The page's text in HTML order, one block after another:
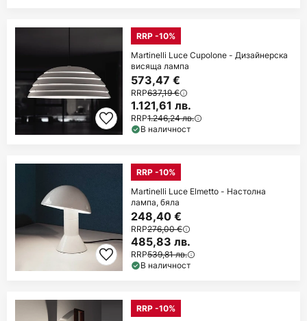
RRP -10%
Martinelli Luce Cupolone - Дизайнерска
висяща лампа
573,47 €
RRP637,19 €
1.121,61 лв.
RRP1.246,24 лв.
В наличност
RRP -10%
Martinelli Luce Elmetto - Настолна
лампа, бяла
248,40 €
RRP276,00 €
485,83 лв.
RRP539,81 лв.
В наличност
RRP -10%